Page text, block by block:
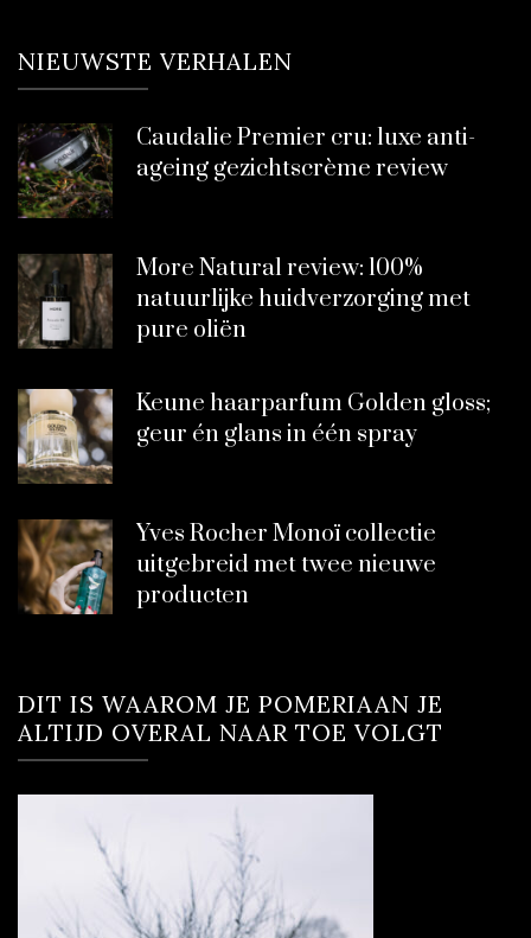
NIEUWSTE VERHALEN
Caudalie Premier cru: luxe anti-
ageing gezichtscrème review
More Natural review: 100%
natuurlijke huidverzorging met
pure oliën
Keune haarparfum Golden gloss;
geur én glans in één spray
Yves Rocher Monoï collectie
uitgebreid met twee nieuwe
producten
DIT IS WAAROM JE POMERIAAN JE
ALTIJD OVERAL NAAR TOE VOLGT